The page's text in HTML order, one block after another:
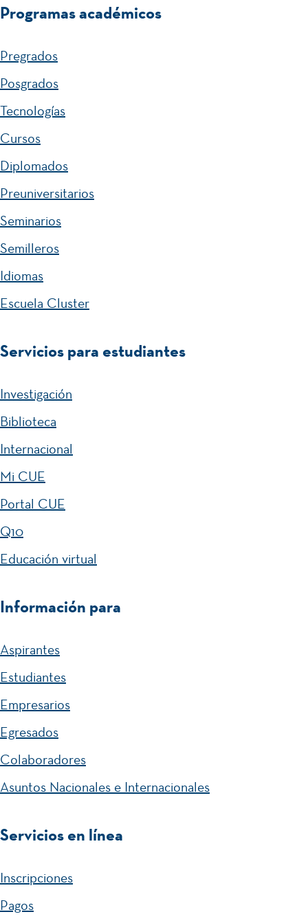
Programas académicos
Pregrados
Posgrados
Tecnologías
Cursos
Diplomados
Preuniversitarios
Seminarios
Semilleros
Idiomas
Escuela Cluster
Servicios para estudiantes
Investigación
Biblioteca
Internacional
Mi CUE
Portal CUE
Q10
Educación virtual
Información para
Aspirantes
Estudiantes
Empresarios
Egresados
Colaboradores
Asuntos Nacionales e Internacionales
Servicios en línea
Inscripciones
Pagos